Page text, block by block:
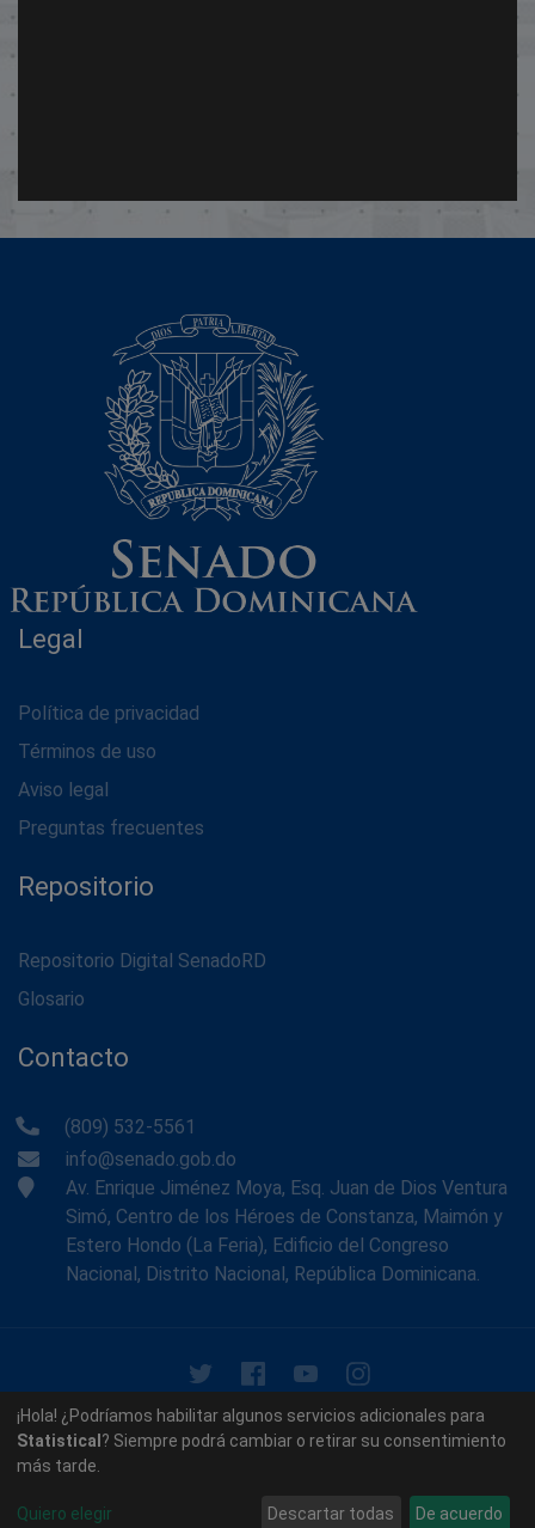
Legal
Política de privacidad
Términos de uso
Aviso legal
Preguntas frecuentes
Repositorio
Repositorio Digital SenadoRD
Glosario
Contacto
(809) 532-5561
info@senado.gob.do
Av. Enrique Jiménez Moya, Esq. Juan de Dios Ventura
Simó, Centro de los Héroes de Constanza, Maimón y
Estero Hondo (La Feria), Edificio del Congreso
Nacional, Distrito Nacional, República Dominicana.
© 2026 - Memoria Histórica del Senado de la República
Dominicana. Todos los derechos reservados.
¡Hola! ¿Podríamos habilitar algunos servicios adicionales para
Statistical ? Siempre podrá cambiar o retirar su consentimiento
más tarde.
Quiero elegir Descartar todas De acuerdo